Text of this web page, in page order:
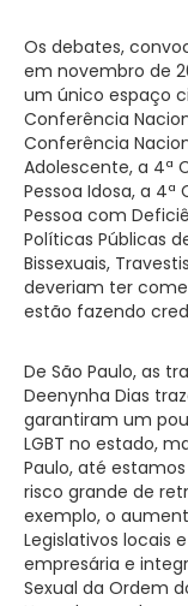
Os debates,
em novembro de
um único espaço
Conferência
Conferência
Adolescente, a 4ª
Pessoa Idosa, a
Pessoa com
Políticas Públicas
Bissexuais,
deveriam ter
estão fazendo
De São Paulo, as
Deenynha Dias
garantiram um
LGBT no estado,
Paulo, até
risco grande de
exemplo, o
Legislativos locais
empresária e
Sexual da Ordem